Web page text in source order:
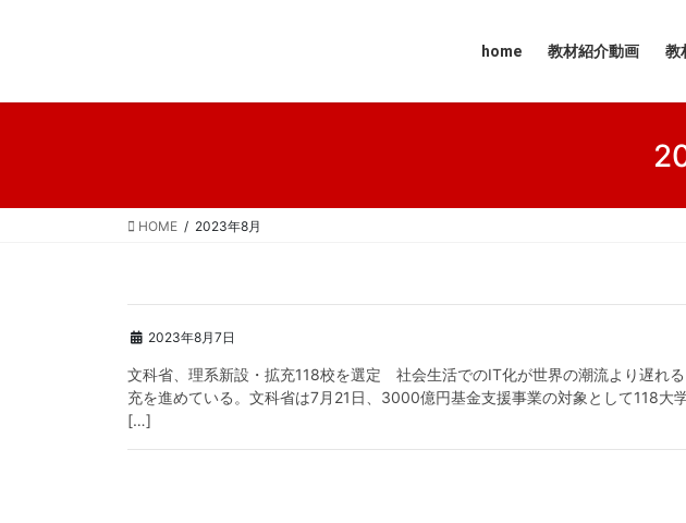
いいずな書店｜熱盛サポート
home 教材紹介動画 教
HOME 2023年8月
2023年8月7日
文科省、理系新設・拡充118校を選定 社会生活でのIT化が世界の潮流より遅れ
充を進めている。文科省は7月21日、3000億円基金支援事業の対象として118
[…]